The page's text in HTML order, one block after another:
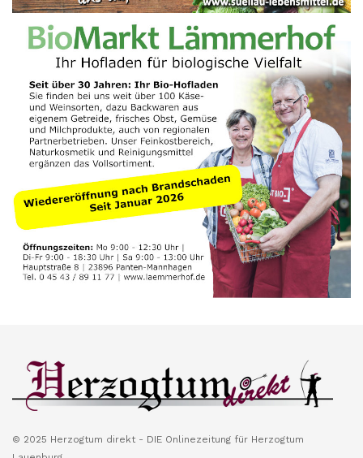
© 2025 Herzogtum direkt - DIE Onlinezeitung für Herzogtum